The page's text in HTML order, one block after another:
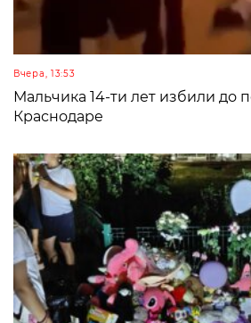
Вчера, 13:53
Мальчика 14-ти лет избили до
Краснодаре